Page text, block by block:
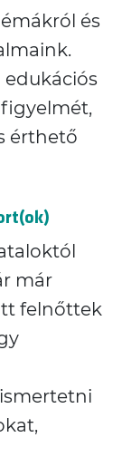
és
érthető
már
felnőttek